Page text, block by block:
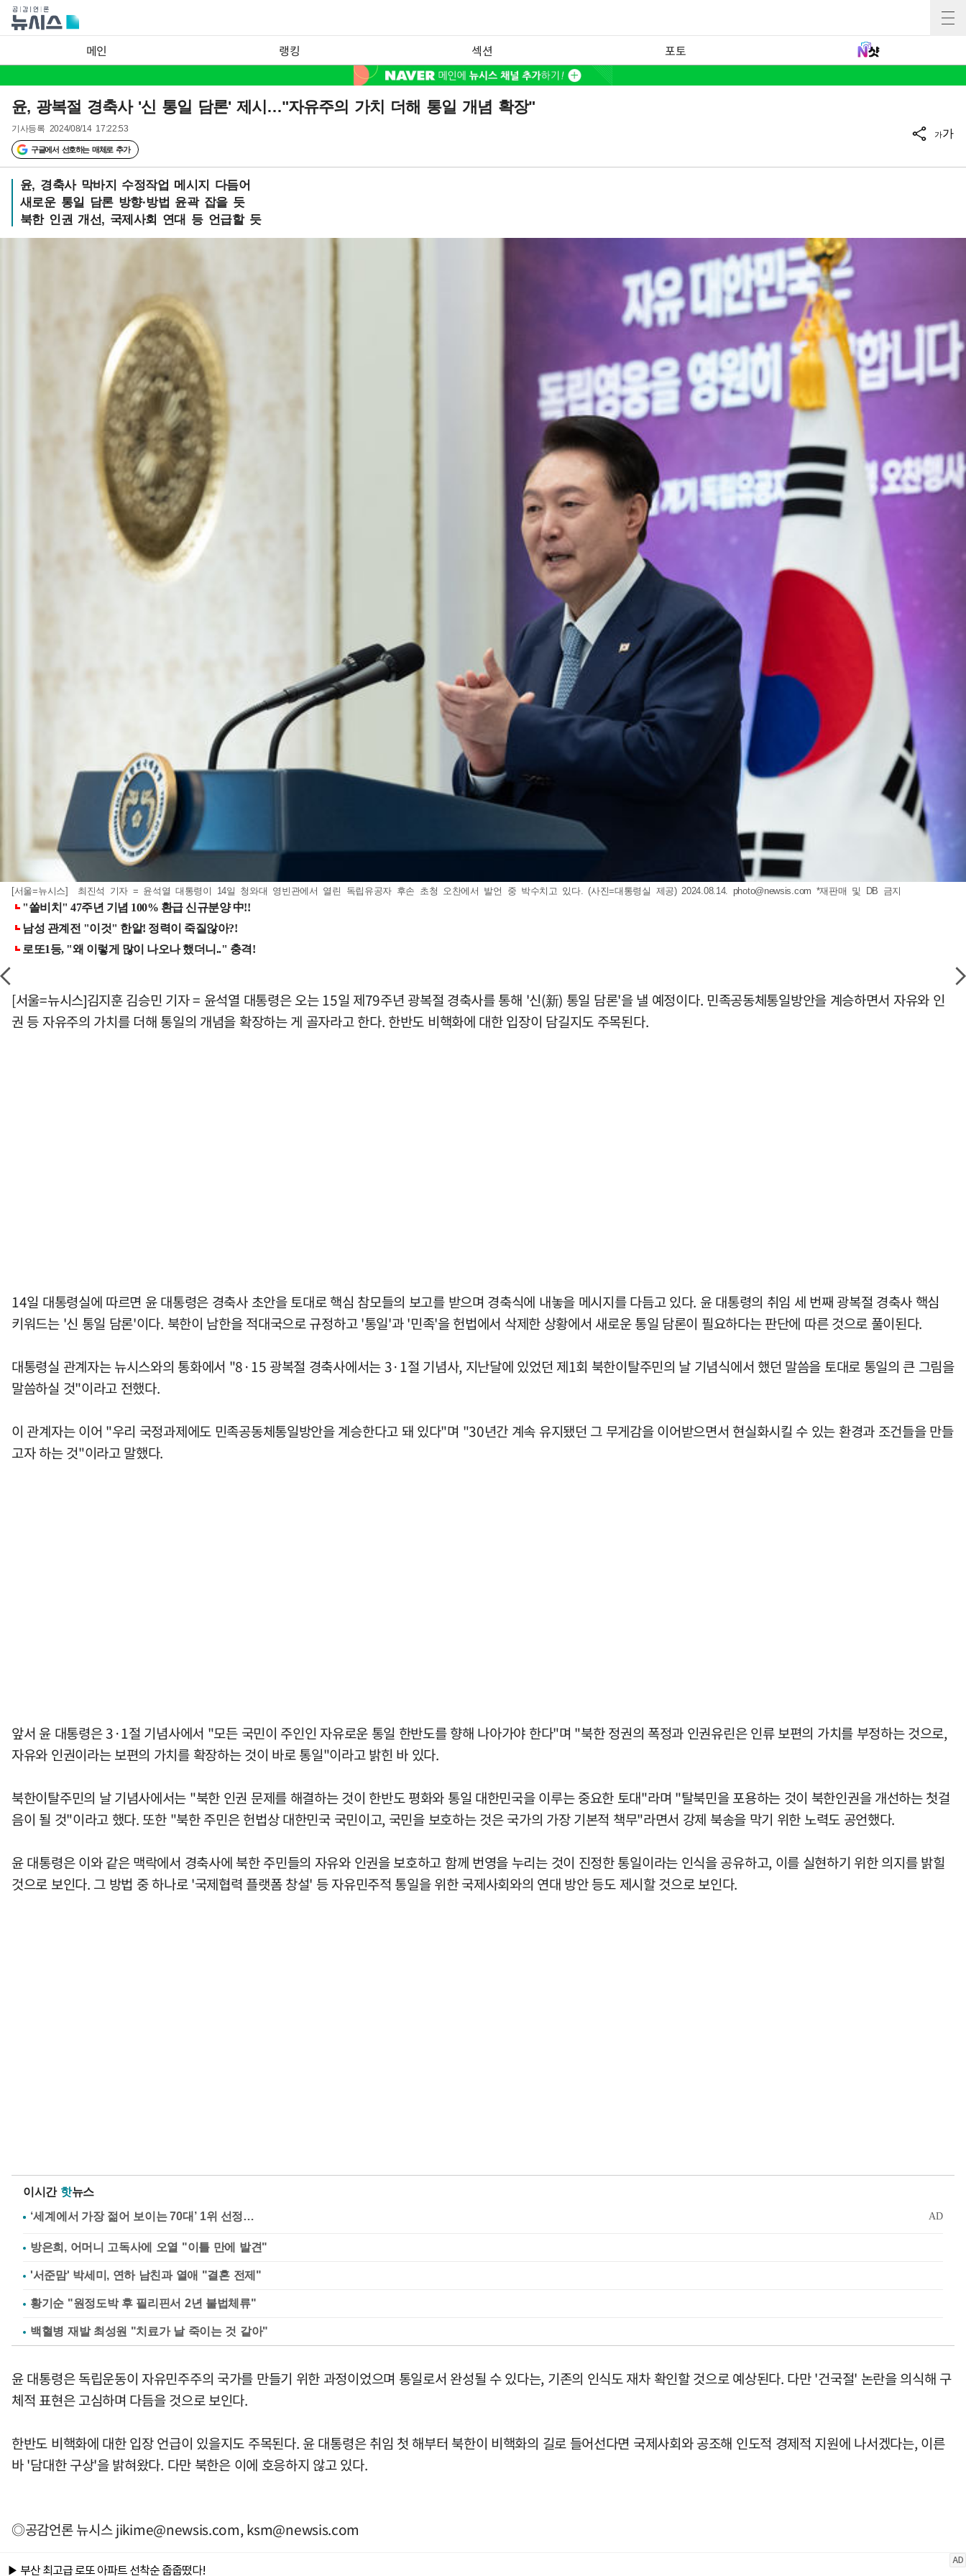
메인 랭킹 섹션 포토
윤, 광복절 경축사 '신 통일 담론' 제시…"자유주의 가치 더해 통일 개념 확장"
기사등록 2024/08/14 17:22:53
구글에서 선호하는 매체로 추가
가가
윤, 경축사 막바지 수정작업 메시지 다듬어
새로운 통일 담론 방향·방법 윤곽 잡을 듯
북한 인권 개선, 국제사회 연대 등 언급할 듯
[서울=뉴시스] 최진석 기자 = 윤석열 대통령이 14일 청와대 영빈관에서 열린 독립유공자 후손 초청 오찬에서 발언 중 박수치고 있다. (사진=대통령실 제공) 2024.08.14. photo@newsis.com *재판매 및 DB 금지
[서울=뉴시스]김지훈 김승민 기자 = 윤석열 대통령은 오는 15일 제79주년 광복절 경축사를 통해 '신(新) 통일 담론'을 낼 예정이다. 민족공동체통일방안을 계승하면서 자유와 인
권 등 자유주의 가치를 더해 통일의 개념을 확장하는 게 골자라고 한다. 한반도 비핵화에 대한 입장이 담길지도 주목된다.
14일 대통령실에 따르면 윤 대통령은 경축사 초안을 토대로 핵심 참모들의 보고를 받으며 경축식에 내놓을 메시지를 다듬고 있다. 윤 대통령의 취임 세 번째 광복절 경축사 핵심
키워드는 '신 통일 담론'이다. 북한이 남한을 적대국으로 규정하고 '통일'과 '민족'을 헌법에서 삭제한 상황에서 새로운 통일 담론이 필요하다는 판단에 따른 것으로 풀이된다.
대통령실 관계자는 뉴시스와의 통화에서 "8·15 광복절 경축사에서는 3·1절 기념사, 지난달에 있었던 제1회 북한이탈주민의 날 기념식에서 했던 말씀을 토대로 통일의 큰 그림을
말씀하실 것"이라고 전했다.
이 관계자는 이어 "우리 국정과제에도 민족공동체통일방안을 계승한다고 돼 있다"며 "30년간 계속 유지됐던 그 무게감을 이어받으면서 현실화시킬 수 있는 환경과 조건들을 만들
고자 하는 것"이라고 말했다.
앞서 윤 대통령은 3·1절 기념사에서 "모든 국민이 주인인 자유로운 통일 한반도를 향해 나아가야 한다"며 "북한 정권의 폭정과 인권유린은 인류 보편의 가치를 부정하는 것으로,
자유와 인권이라는 보편의 가치를 확장하는 것이 바로 통일"이라고 밝힌 바 있다.
북한이탈주민의 날 기념사에서는 "북한 인권 문제를 해결하는 것이 한반도 평화와 통일 대한민국을 이루는 중요한 토대"라며 "탈북민을 포용하는 것이 북한인권을 개선하는 첫걸
음이 될 것"이라고 했다. 또한 "북한 주민은 헌법상 대한민국 국민이고, 국민을 보호하는 것은 국가의 가장 기본적 책무"라면서 강제 북송을 막기 위한 노력도 공언했다.
윤 대통령은 이와 같은 맥락에서 경축사에 북한 주민들의 자유와 인권을 보호하고 함께 번영을 누리는 것이 진정한 통일이라는 인식을 공유하고, 이를 실현하기 위한 의지를 밝힐
것으로 보인다. 그 방법 중 하나로 '국제협력 플랫폼 창설' 등 자유민주적 통일을 위한 국제사회와의 연대 방안 등도 제시할 것으로 보인다.
이시간 핫뉴스
방은희, 어머니 고독사에 오열 "이틀 만에 발견"
'서준맘' 박세미, 연하 남친과 열애 "결혼 전제"
황기순 "원정도박 후 필리핀서 2년 불법체류"
백혈병 재발 최성원 "치료가 날 죽이는 것 같아"
윤 대통령은 독립운동이 자유민주주의 국가를 만들기 위한 과정이었으며 통일로서 완성될 수 있다는, 기존의 인식도 재차 확인할 것으로 예상된다. 다만 '건국절' 논란을 의식해 구
체적 표현은 고심하며 다듬을 것으로 보인다.
한반도 비핵화에 대한 입장 언급이 있을지도 주목된다. 윤 대통령은 취임 첫 해부터 북한이 비핵화의 길로 들어선다면 국제사회와 공조해 인도적 경제적 지원에 나서겠다는, 이른
바 '담대한 구상'을 밝혀왔다. 다만 북한은 이에 호응하지 않고 있다.
◎공감언론 뉴시스jikime@newsis.com,ksm@newsis.com